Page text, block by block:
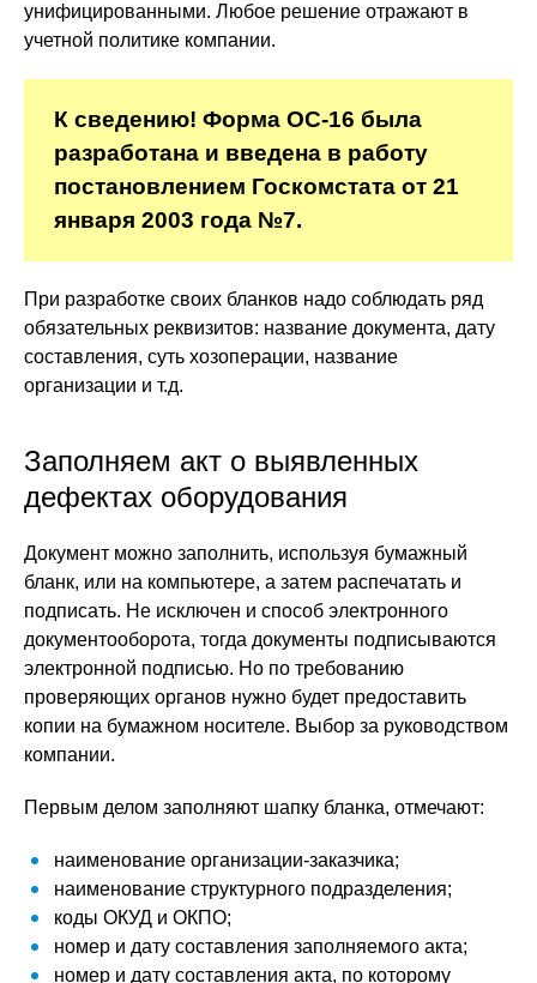
унифицированными. Любое решение отражают в
учетной политике компании.
К сведению! Форма ОС-16 была
разработана и введена в работу
постановлением Госкомстата от 21
января 2003 года №7.
При разработке своих бланков надо соблюдать ряд
обязательных реквизитов: название документа, дату
составления, суть хозоперации, название
организации и т.д.
Заполняем акт о выявленных
дефектах оборудования
Документ можно заполнить, используя бумажный
бланк, или на компьютере, а затем распечатать и
подписать. Не исключен и способ электронного
документооборота, тогда документы подписываются
электронной подписью. Но по требованию
проверяющих органов нужно будет предоставить
копии на бумажном носителе. Выбор за руководством
компании.
Первым делом заполняют шапку бланка, отмечают:
наименование организации-заказчика;
наименование структурного подразделения;
коды ОКУД и ОКПО;
номер и дату составления заполняемого акта;
номер и дату составления акта, по которому